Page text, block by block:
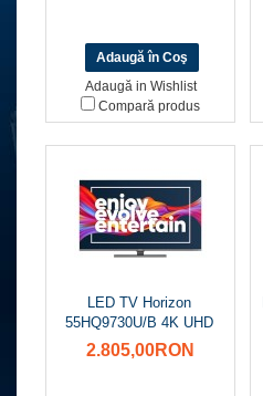
Adaugă in Wishlist
Compară produs
LED TV Horizon
55HQ9730U/B 4K UHD
2.805,00RON